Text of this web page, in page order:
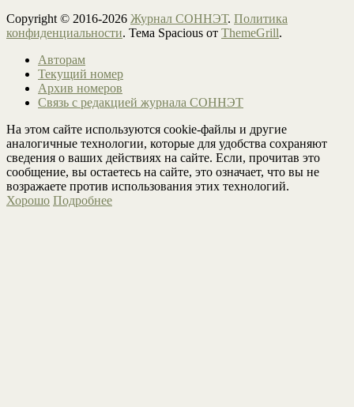
Copyright © 2016-2026 Журнал СОННЭТ. Политика
конфиденциальности. Тема Spacious от ThemeGrill.
Авторам
Текущий номер
Архив номеров
Связь с редакцией журнала СОННЭТ
На этом сайте используются cookie-файлы и другие
аналогичные технологии, которые для удобства сохраняют
сведения о ваших действиях на сайте. Если, прочитав это
сообщение, вы остаетесь на сайте, это означает, что вы не
возражаете против использования этих технологий.
Хорошо Подробнее